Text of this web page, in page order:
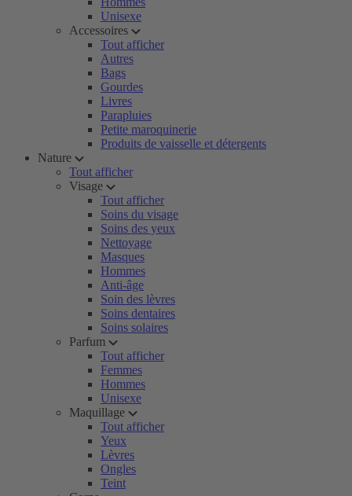
Unisexe
Accessoires
Tout afficher
Autres
Bags
Gourdes
Livres
Parapluies
Petite maroquinerie
Produits de vaisselle et détergents
Nature
Tout afficher
Visage
Tout afficher
Soins du visage
Soins des yeux
Nettoyage
Masques
Hommes
Anti-âge
Soin des lèvres
Soins dentaires
Soins solaires
Parfum
Tout afficher
Femmes
Hommes
Unisexe
Maquillage
Tout afficher
Yeux
Lèvres
Ongles
Teint